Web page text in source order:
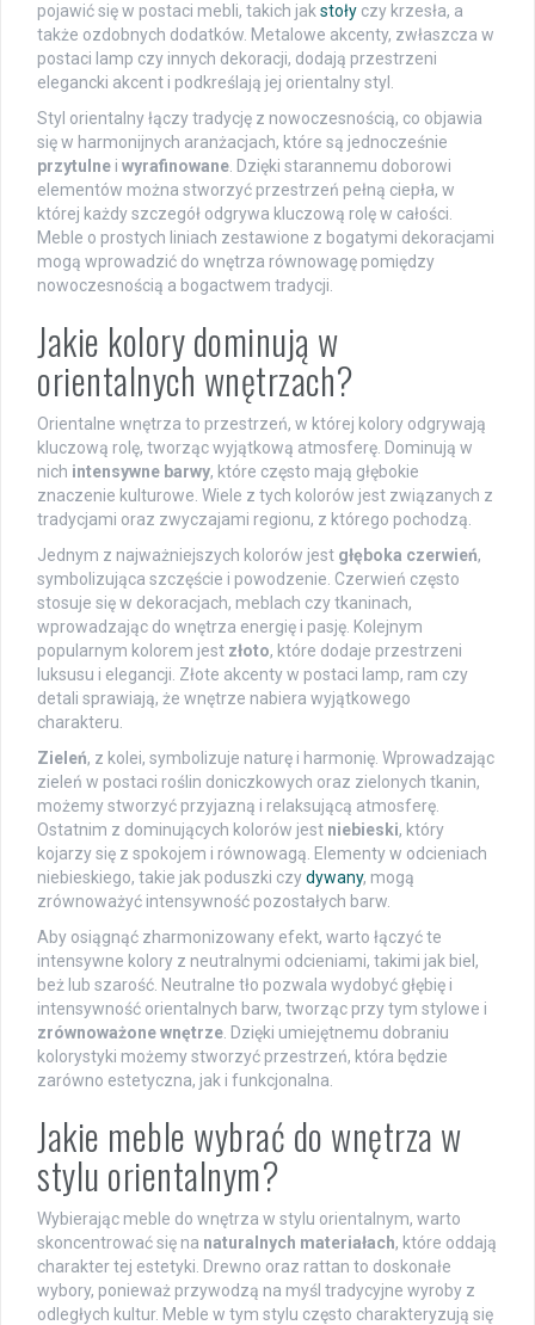
pojawić się w postaci mebli, takich jakstoły czy krzesła, a
także ozdobnych dodatków. Metalowe akcenty, zwłaszcza w
postaci lamp czy innych dekoracji, dodają przestrzeni
elegancki akcent i podkreślają jej orientalny styl.
Styl orientalny łączy tradycję z nowoczesnością, co objawia
się w harmonijnych aranżacjach, które są jednocześnie
przytulne i wyrafinowane. Dzięki starannemu doborowi
elementów można stworzyć przestrzeń pełną ciepła, w
której każdy szczegół odgrywa kluczową rolę w całości.
Meble o prostych liniach zestawione z bogatymi dekoracjami
mogą wprowadzić do wnętrza równowagę pomiędzy
nowoczesnością a bogactwem tradycji.
Jakie kolory dominują w
orientalnych wnętrzach?
Orientalne wnętrza to przestrzeń, w której kolory odgrywają
kluczową rolę, tworząc wyjątkową atmosferę. Dominują w
nich intensywne barwy, które często mają głębokie
znaczenie kulturowe. Wiele z tych kolorów jest związanych z
tradycjami oraz zwyczajami regionu, z którego pochodzą.
Jednym z najważniejszych kolorów jest głęboka czerwień,
symbolizująca szczęście i powodzenie. Czerwień często
stosuje się w dekoracjach, meblach czy tkaninach,
wprowadzając do wnętrza energię i pasję. Kolejnym
popularnym kolorem jest złoto, które dodaje przestrzeni
luksusu i elegancji. Złote akcenty w postaci lamp, ram czy
detali sprawiają, że wnętrze nabiera wyjątkowego
charakteru.
Zieleń, z kolei, symbolizuje naturę i harmonię. Wprowadzając
zieleń w postaci roślin doniczkowych oraz zielonych tkanin,
możemy stworzyć przyjazną i relaksującą atmosferę.
Ostatnim z dominujących kolorów jest niebieski, który
kojarzy się z spokojem i równowagą. Elementy w odcieniach
niebieskiego, takie jak poduszki czydywany, mogą
zrównoważyć intensywność pozostałych barw.
Aby osiągnąć zharmonizowany efekt, warto łączyć te
intensywne kolory z neutralnymi odcieniami, takimi jak biel,
beż lub szarość. Neutralne tło pozwala wydobyć głębię i
intensywność orientalnych barw, tworząc przy tym stylowe i
zrównoważone wnętrze. Dzięki umiejętnemu dobraniu
kolorystyki możemy stworzyć przestrzeń, która będzie
zarówno estetyczna, jak i funkcjonalna.
Jakie meble wybrać do wnętrza w
stylu orientalnym?
Wybierając meble do wnętrza w stylu orientalnym, warto
skoncentrować się na naturalnych materiałach, które oddają
charakter tej estetyki. Drewno oraz rattan to doskonałe
wybory, ponieważ przywodzą na myśl tradycyjne wyroby z
odległych kultur. Meble w tym stylu często charakteryzują się